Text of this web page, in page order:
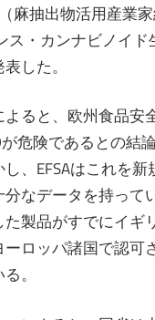
麻抽出物活用産業家
ス・カンナビノイ
した。
ると、欧州食品安全
危険であるとの結
、EFSAはこれを
なデータを持って
製品がすでにイギ
ロッパ諸国で認可
。